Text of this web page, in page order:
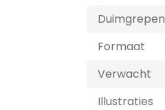
Duimgrepen
Formaat
Verwacht
Illustraties